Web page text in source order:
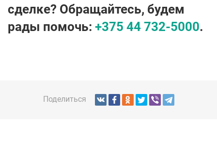
сделке? Обращайтесь, будем
рады помочь: +375 44 732-5000.
Поделиться